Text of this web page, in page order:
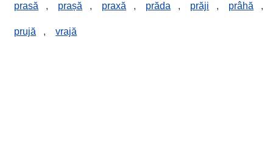
prasă , prașă , praxă , prăda , prăji , prâhă ,
prujă , vrajă